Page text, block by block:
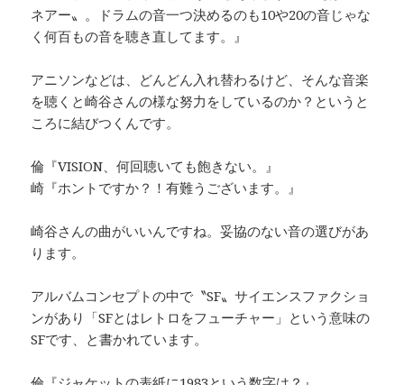
ネアー〟。ドラムの音一つ決めるのも10や20の音じゃな
く何百もの音を聴き直してます。』
アニソンなどは、どんどん入れ替わるけど、そんな音楽
を聴くと崎谷さんの様な努力をしているのか？というと
ころに結びつくんです。
倫『VISION、何回聴いても飽きない。』
崎『ホントですか？！有難うございます。』
崎谷さんの曲がいいんですね。妥協のない音の選びがあ
ります。
アルバムコンセプトの中で〝SF〟サイエンスファクショ
ンがあり「SFとはレトロをフューチャー」という意味の
SFです、と書かれています。